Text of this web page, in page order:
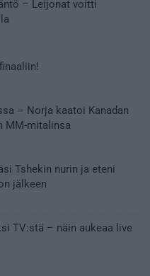
– Leijonat voitti
– Norja kaatoi Kanadan
MM-mitalinsa
Tshekin nurin ja eteni
jälkeen
TV:stä – näin aukeaa live